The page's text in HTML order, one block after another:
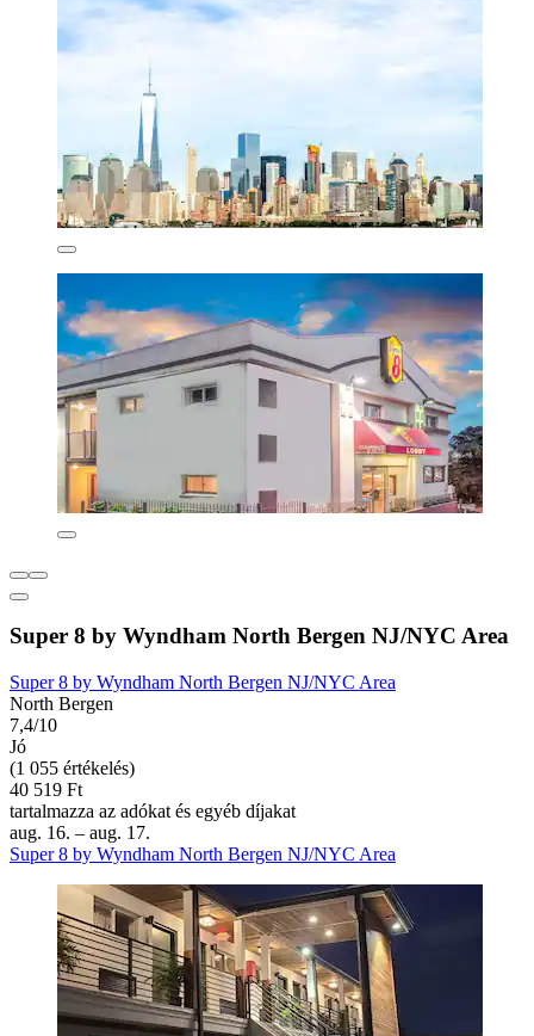
Super 8 by Wyndham North Bergen NJ/NYC Area
Super 8 by Wyndham North Bergen NJ/NYC Area
North Bergen
7,4/10
Jó
(1 055 értékelés)
40 519 Ft
tartalmazza az adókat és egyéb díjakat
aug. 16. – aug. 17.
Super 8 by Wyndham North Bergen NJ/NYC Area